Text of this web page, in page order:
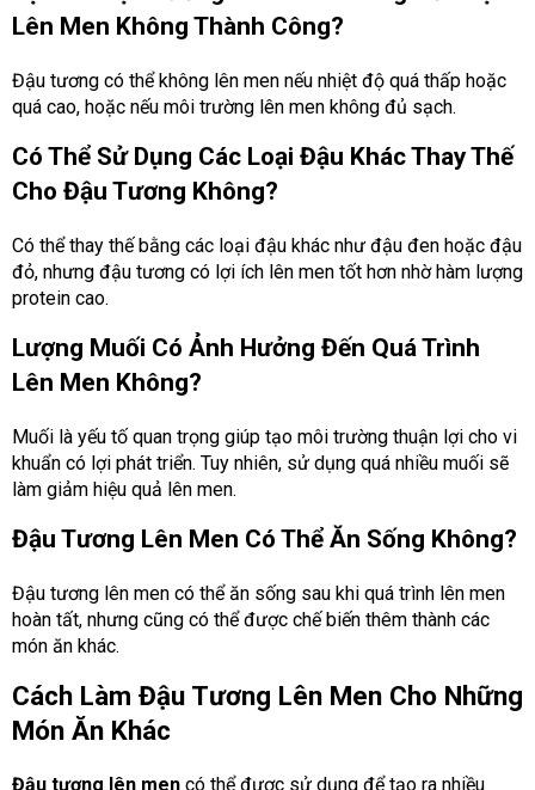
Lên Men Không Thành Công?
Đậu tương có thể không lên men nếu nhiệt độ quá thấp hoặc
quá cao, hoặc nếu môi trường lên men không đủ sạch.
Có Thể Sử Dụng Các Loại Đậu Khác Thay Thế
Cho Đậu Tương Không?
Có thể thay thế bằng các loại đậu khác như đậu đen hoặc đậu
đỏ, nhưng đậu tương có lợi ích lên men tốt hơn nhờ hàm lượng
protein cao.
Lượng Muối Có Ảnh Hưởng Đến Quá Trình
Lên Men Không?
Muối là yếu tố quan trọng giúp tạo môi trường thuận lợi cho vi
khuẩn có lợi phát triển. Tuy nhiên, sử dụng quá nhiều muối sẽ
làm giảm hiệu quả lên men.
Đậu Tương Lên Men Có Thể Ăn Sống Không?
Đậu tương lên men có thể ăn sống sau khi quá trình lên men
hoàn tất, nhưng cũng có thể được chế biến thêm thành các
món ăn khác.
Cách Làm Đậu Tương Lên Men Cho Những
Món Ăn Khác
Đậu tương lên men có thể được sử dụng để tạo ra nhiều